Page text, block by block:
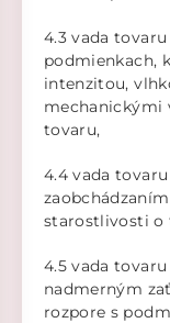
4.3 vada
podmienkach,
intenzitou,
mechanickými
tovaru,
4.4 vada
starostlivosti o
4.5 vada
nadmerným
rozpore s